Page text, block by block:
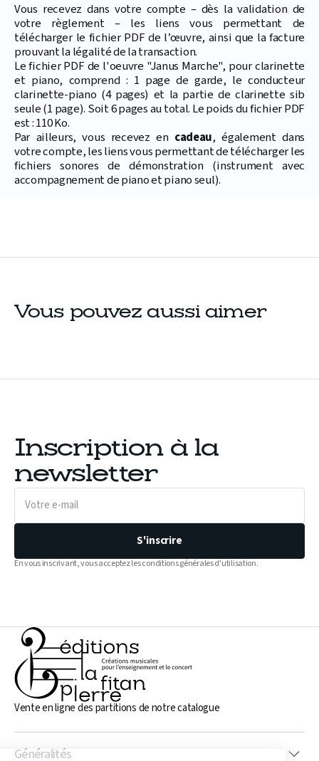
Vous recevez dans votre compte – dès la validation de
votre règlement – les liens vous permettant de
télécharger le fichier PDF de l’œuvre, ainsi que la facture
prouvant la légalité de la transaction.
Le fichier PDF de l'oeuvre "Janus Marche", pour clarinette
et piano, comprend : 1 page de garde, le conducteur
clarinette-piano (4 pages) et la partie de clarinette sib
seule (1 page). Soit 6 pages au total. Le poids du fichier PDF
est : 110 Ko.
Par ailleurs, vous recevez en cadeau, également dans
votre compte, les liens vous permettant de télécharger les
fichiers sonores de démonstration (instrument avec
accompagnement de piano et piano seul).
Vous pouvez aussi aimer
Inscription à la
newsletter
Votre
mail
S'inscrire
En vous inscrivant, vous acceptez les conditions générales d'utilisation.
Vente en ligne des partitions de notre catalogue
Généralités